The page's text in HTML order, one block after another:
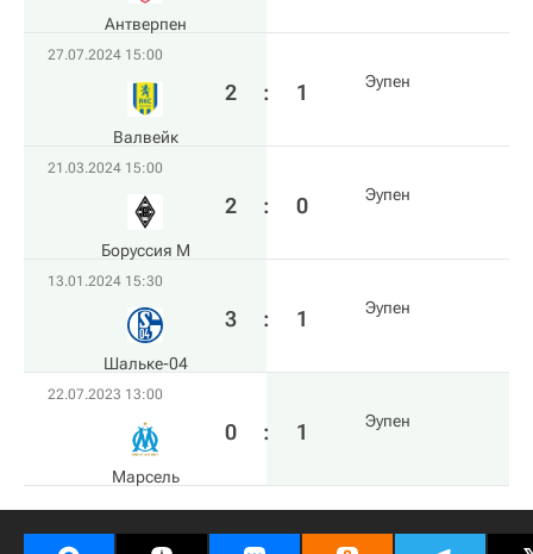
Антверпен
27.07.2024 15:00
Валвейк
2 : 1 Эупен
21.03.2024 15:00
Боруссия М
2 : 0 Эупен
13.01.2024 15:30
Шальке-04
3 : 1 Эупен
22.07.2023 13:00
Марсель
0 : 1 Эупен